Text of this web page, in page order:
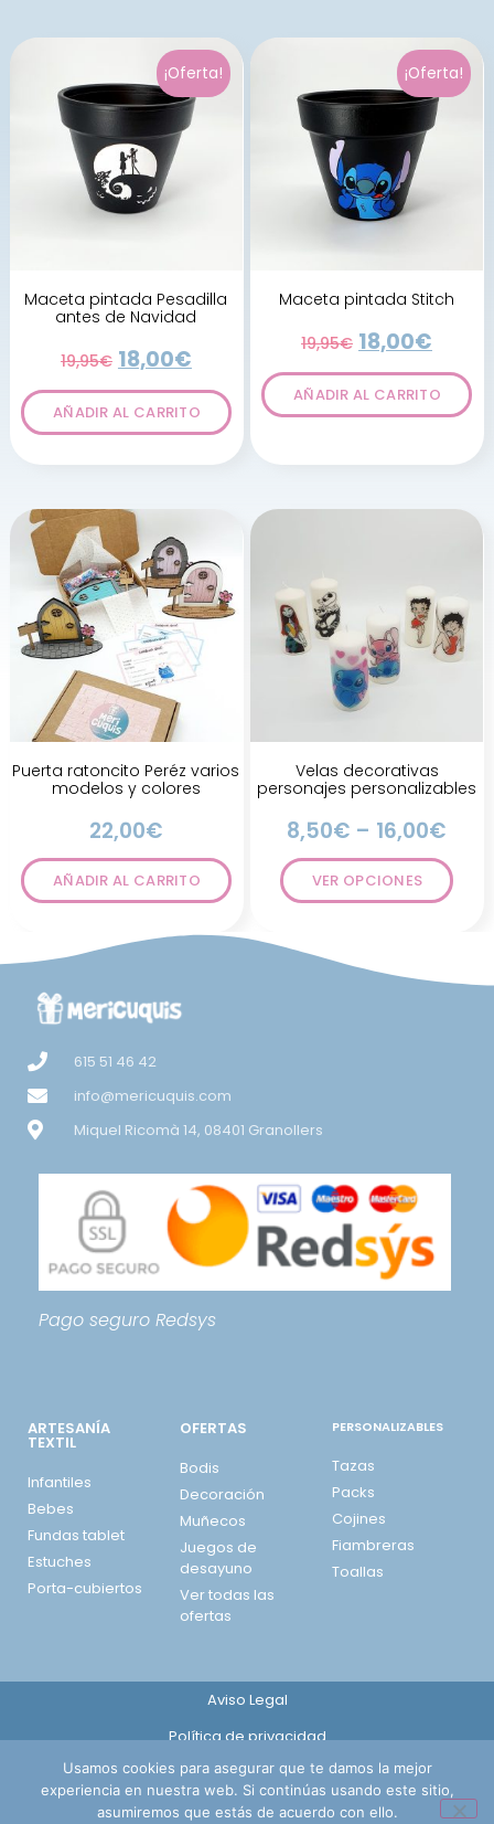
¡Oferta!
Maceta pintada Pesadilla
antes de Navidad
19,95€ 18,00€
AÑADIR AL CARRITO
¡Oferta!
Maceta pintada Stitch
19,95€ 18,00€
AÑADIR AL CARRITO
Puerta ratoncito Peréz varios
modelos y colores
22,00€
AÑADIR AL CARRITO
Velas decorativas
personajes personalizables
8,50€ – 16,00€
VER OPCIONES
615 51 46 42
info@mericuquis.com
Miquel Ricomà 14, 08401 Granollers
Pago seguro Redsys
ARTESANÍA
TEXTIL
Infantiles
Bebes
Fundas tablet
Estuches
Porta-cubiertos
OFERTAS
Bodis
Decoración
Muñecos
Juegos de
desayuno
Ver todas las
ofertas
PERSONALIZABLES
Tazas
Packs
Cojines
Fiambreras
Toallas
Aviso Legal
Política de privacidad
Política de cookies
Envíos, cambios y devoluciones
Usamos cookies para asegurar que te damos la mejor
experiencia en nuestra web. Si continúas usando este sitio,
asumiremos que estás de acuerdo con ello.